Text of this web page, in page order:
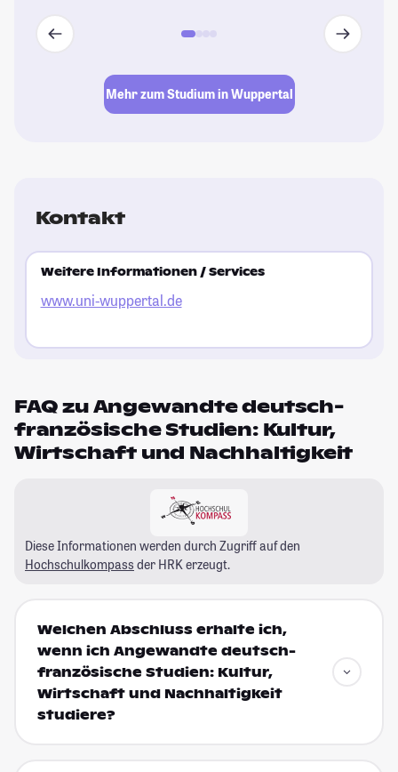
Mehr zum Studium in Wuppertal
Kontakt
Weitere Informationen / Services
www.uni-wuppertal.de
FAQ zu Angewandte deutsch-
französische Studien: Kultur,
Wirtschaft und Nachhaltigkeit
Diese Informationen werden durch Zugriff auf den
Hochschulkompass der HRK erzeugt.
Welchen Abschluss erhalte ich,
wenn ich Angewandte deutsch-
französische Studien: Kultur,
Wirtschaft und Nachhaltigkeit
studiere?